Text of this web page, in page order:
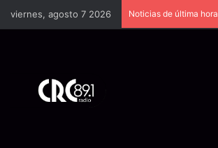
viernes, agosto 7 2026 Noticias de última hora